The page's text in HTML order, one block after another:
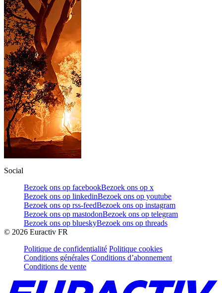
Social
Bezoek ons op facebookBezoek ons op x
Bezoek ons op linkedinBezoek ons op youtube
Bezoek ons op rss-feedBezoek ons op instagram
Bezoek ons op mastodonBezoek ons op telegram
Bezoek ons op blueskyBezoek ons op threads
© 2026 Euractiv FR
Politique de confidentialité Politique cookies
Conditions générales Conditions d’abonnement
Conditions de vente